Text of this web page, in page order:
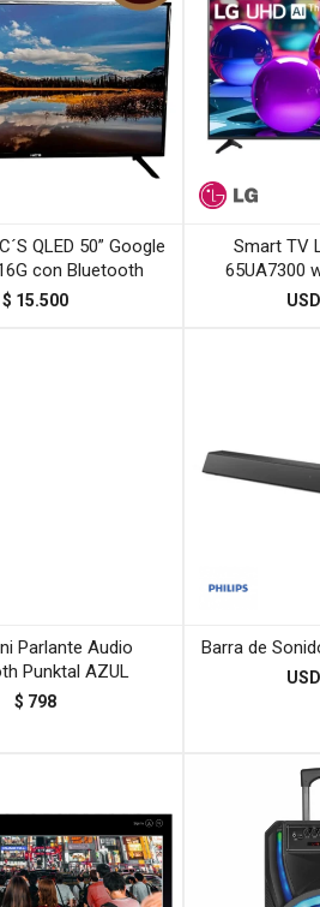
QLED 50” Google
con Bluetooth
$ 15.500
Smart TV
65UA7300
USD
Parlante Audio
Punktal AZUL
$ 798
Barra de
USD